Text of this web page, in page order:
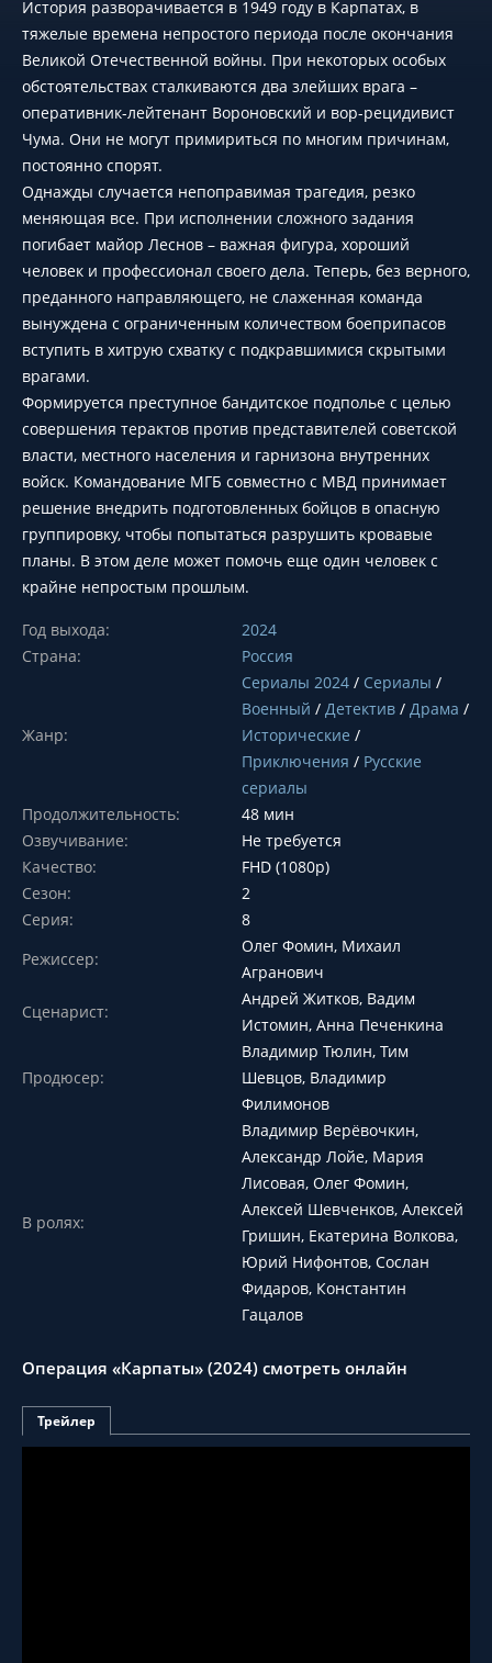
История разворачивается в 1949 году в Карпатах, в
тяжелые времена непростого периода после окончания
Великой Отечественной войны. При некоторых особых
обстоятельствах сталкиваются два злейших врага –
оперативник-лейтенант Вороновский и вор-рецидивист
Чума. Они не могут примириться по многим причинам,
постоянно спорят.
Однажды случается непоправимая трагедия, резко
меняющая все. При исполнении сложного задания
погибает майор Леснов – важная фигура, хороший
человек и профессионал своего дела. Теперь, без верного,
преданного направляющего, не слаженная команда
вынуждена с ограниченным количеством боеприпасов
вступить в хитрую схватку с подкравшимися скрытыми
врагами.
Формируется преступное бандитское подполье с целью
совершения терактов против представителей советской
власти, местного населения и гарнизона внутренних
войск. Командование МГБ совместно с МВД принимает
решение внедрить подготовленных бойцов в опасную
группировку, чтобы попытаться разрушить кровавые
планы. В этом деле может помочь еще один человек с
крайне непростым прошлым.
Год выхода:
2024
Страна:
Россия
Жанр:
Сериалы 2024 / Сериалы /
Военный / Детектив / Драма /
Исторические /
Приключения / Русские
сериалы
Продолжительность:
48 мин
Озвучивание:
Не требуется
Качество:
FHD (1080p)
Сезон:
2
Серия:
8
Режиссер:
Олег Фомин, Михаил
Агранович
Сценарист:
Андрей Житков, Вадим
Истомин, Анна Печенкина
Продюсер:
Владимир Тюлин, Тим
Шевцов, Владимир
Филимонов
В ролях:
Владимир Верёвочкин,
Александр Лойе, Мария
Лисовая, Олег Фомин,
Алексей Шевченков, Алексей
Гришин, Екатерина Волкова,
Юрий Нифонтов, Сослан
Фидаров, Константин
Гацалов
Операция «Карпаты» (2024) смотреть онлайн
Трейлер